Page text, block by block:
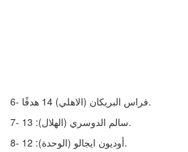
6- فراس البريكان (الاهلي) 14 هدفًا.
7- سالم الدوسري (الهلال): 13.
8- أوديون ايجالو (الوحدة): 12.